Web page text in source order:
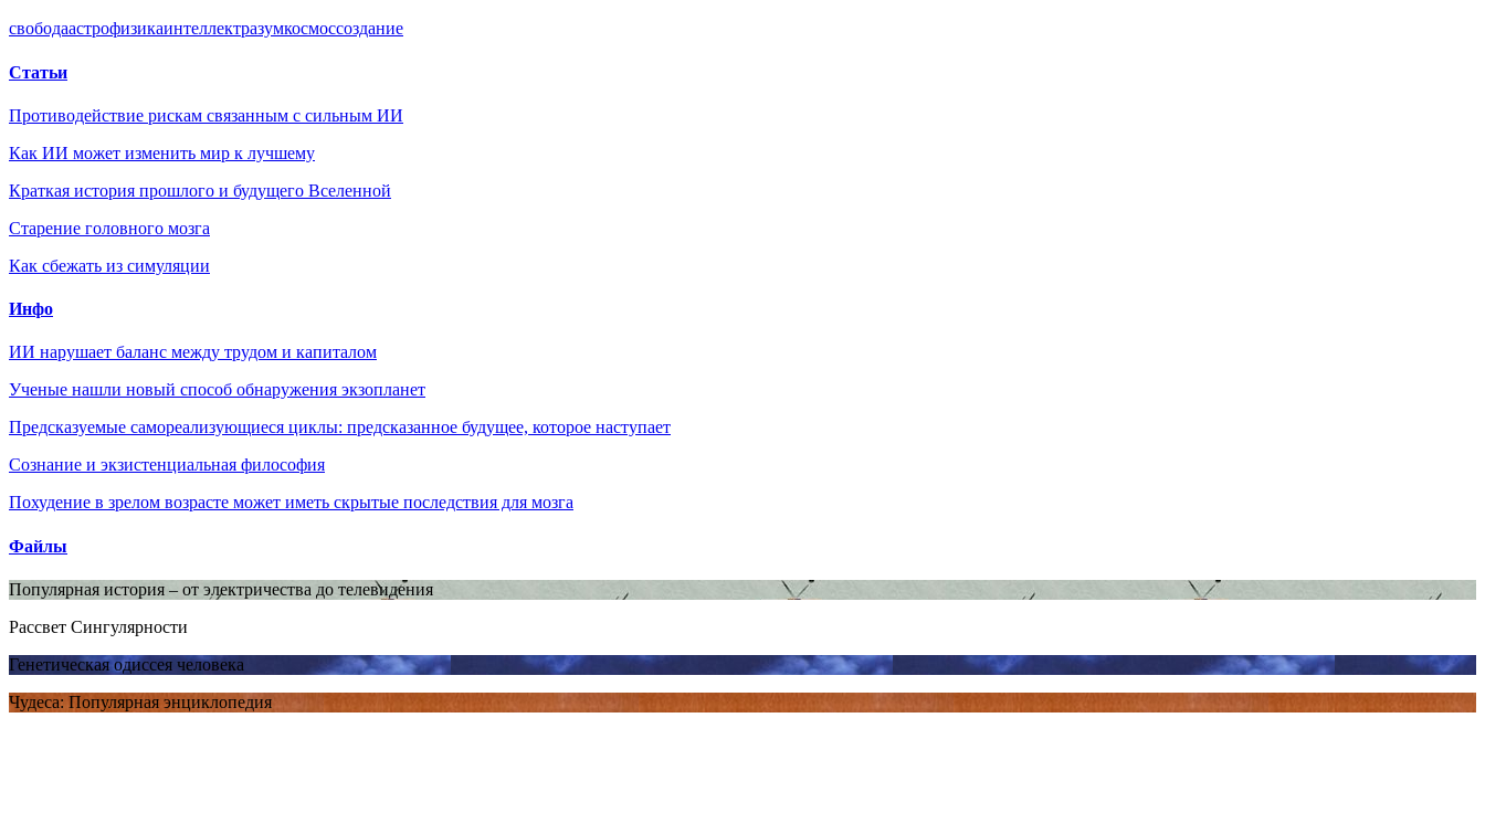
свободаастрофизикаинтеллектразумкосмоссоздание
Статьи
Противодействие рискам связанным с сильным ИИ
Как ИИ может изменить мир к лучшему
Краткая история прошлого и будущего Вселенной
Старение головного мозга
Как сбежать из симуляции
Инфо
ИИ нарушает баланс между трудом и капиталом
Ученые нашли новый способ обнаружения экзопланет
Предсказуемые самореализующиеся циклы: предсказанное будущее, которое наступает
Сознание и экзистенциальная философия
Похудение в зрелом возрасте может иметь скрытые последствия для мозга
Файлы
Популярная история – от электричества до телевидения
Рассвет Сингулярности
Генетическая одиссея человека
Чудеса: Популярная энциклопедия